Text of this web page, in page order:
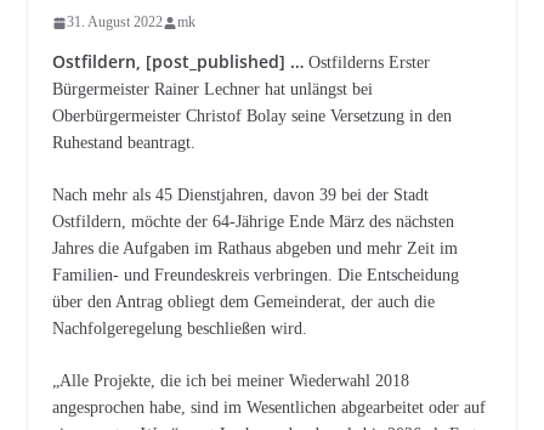
31. August 2022 mk
Ostfildern, [post_published] …Ostfilderns Erster
Bürgermeister Rainer Lechner hat unlängst bei
Oberbürgermeister Christof Bolay seine Versetzung in den
Ruhestand beantragt.
Nach mehr als 45 Dienstjahren, davon 39 bei der Stadt
Ostfildern, möchte der 64-Jährige Ende März des nächsten
Jahres die Aufgaben im Rathaus abgeben und mehr Zeit im
Familien- und Freundeskreis verbringen. Die Entscheidung
über den Antrag obliegt dem Gemeinderat, der auch die
Nachfolgeregelung beschließen wird.
„Alle Projekte, die ich bei meiner Wiederwahl 2018
angesprochen habe, sind im Wesentlichen abgearbeitet oder auf